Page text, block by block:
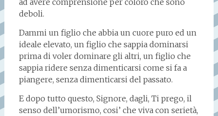
deboli.
Dammi un figlio che abbia un cuore puro ed un
ideale elevato, un figlio che sappia dominarsi
prima di voler dominare gli altri, un figlio che
sappia ridere senza dimenticarsi come si fa a
piangere, senza dimenticarsi del passato.
E dopo tutto questo, Signore, dagli, Ti prego, il
senso dell’umorismo, cosi’ che viva con serietà,